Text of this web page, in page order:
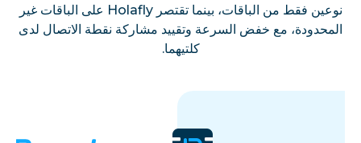
نوعين فقط من الباقات، بينما تقتصر Holafly على الباقات غير
المحدودة، مع خفض السرعة وتقييد مشاركة نقطة الاتصال لدى
كلتيهما.